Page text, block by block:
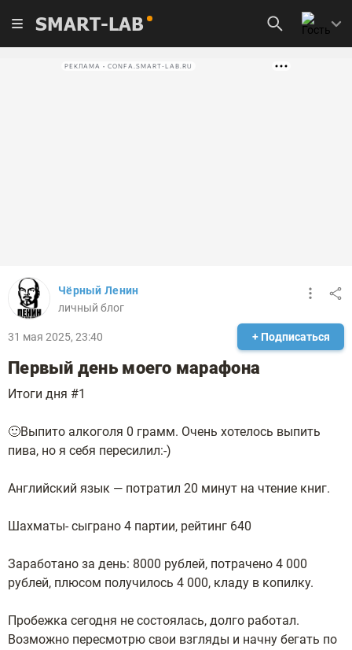
SMART-LAB
РЕКЛАМА • CONFA.SMART-LAB.RU
Чёрный Ленин
личный блог
31 мая 2025, 23:40 + Подписаться
Первый день моего марафона
Итоги дня #1
🙂Выпито алкоголя 0 грамм. Очень хотелось выпить
пива, но я себя пересилил:-)
Английский язык — потратил 20 минут на чтение книг.
Шахматы- сыграно 4 партии, рейтинг 640
Заработано за день: 8000 рублей, потрачено 4 000
рублей, плюсом получилось 4 000, кладу в копилку.
Пробежка сегодня не состоялась, долго работал.
Возможно пересмотрю свои взгляды и начну бегать по